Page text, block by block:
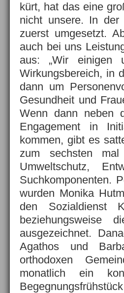
kürt, hat das eine
nicht unsere. In
zuerst umgesetzt.
auch bei uns
aus: „Wir
Wirkungsbereich, in
dann um
Gesundheit und
Wenn dann neben
Engagement in
kommen, gibt es
zum sechsten
Umweltschutz,
Suchkomponenten.
wurden Monika
den Sozialdienst
beziehungsweise
ausgezeichnet.
Agathos und
orthodoxen
monatlich ein